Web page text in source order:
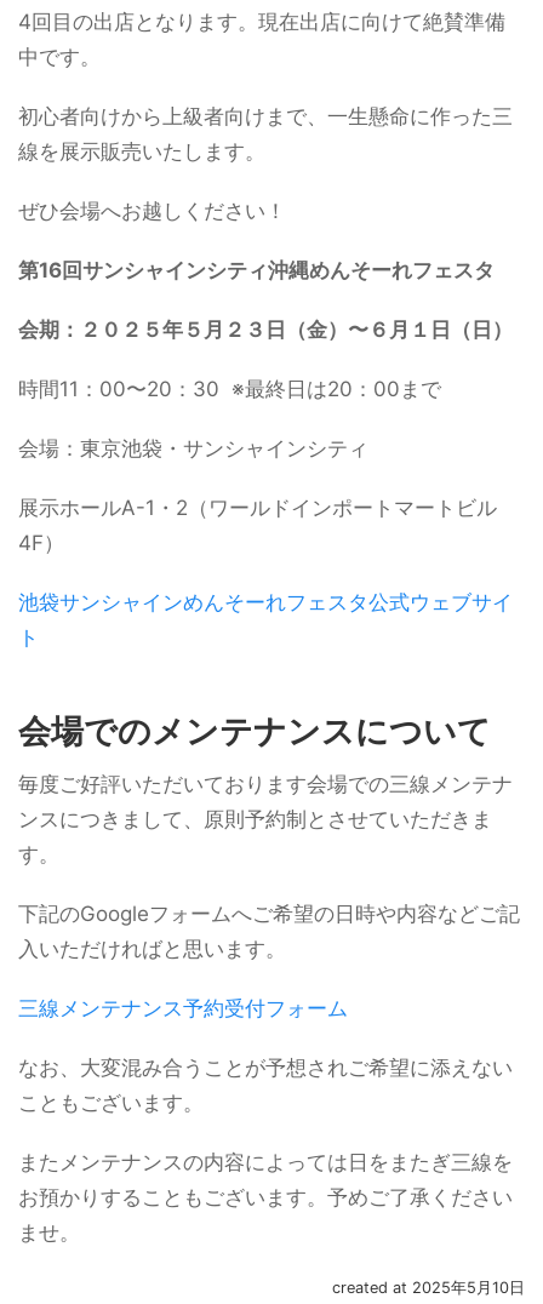
4回目の出店となります。現在出店に向けて絶賛準備
中です。
初心者向けから上級者向けまで、一生懸命に作った三
線を展示販売いたします。
ぜひ会場へお越しください！
第16回サンシャインシティ沖縄めんそーれフェスタ
会期：２０２５年５月２３日（金）〜６月１日（日）
時間11：00〜20：30 ※最終日は20：00まで
会場：東京池袋・サンシャインシティ
展示ホールA-1・2（ワールドインポートマートビル
4F）
池袋サンシャインめんそーれフェスタ公式ウェブサイ
ト
会場でのメンテナンスについて
毎度ご好評いただいております会場での三線メンテナ
ンスにつきまして、原則予約制とさせていただきま
す。
下記のGoogleフォームへご希望の日時や内容などご記
入いただければと思います。
三線メンテナンス予約受付フォーム
なお、大変混み合うことが予想されご希望に添えない
こともございます。
またメンテナンスの内容によっては日をまたぎ三線を
お預かりすることもございます。予めご了承ください
ませ。
created at 2025年5月10日